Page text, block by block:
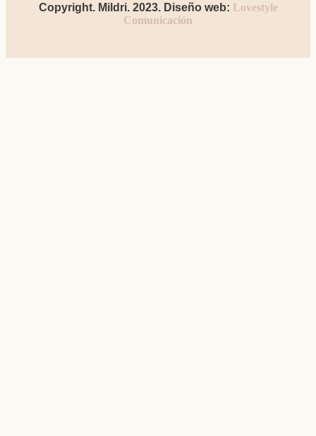
Copyright. Mildri. 2023. Diseño web: Lovestyle
Comunicación